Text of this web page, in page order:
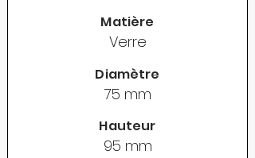
Matière
Verre
Diamètre
75 mm
Hauteur
95 mm